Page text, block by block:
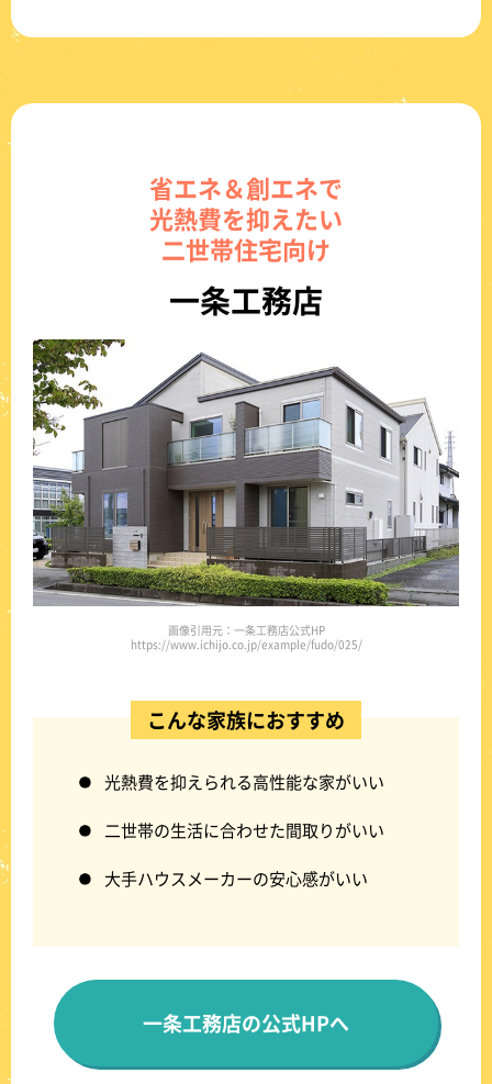
省エネ＆創エネで
光熱費を抑えたい
二世帯住宅向け
一条工務店
画像引用元：一条工務店公式HP
https://www.ichijo.co.jp/example/fudo/025/
こんな家族におすすめ
光熱費を抑えられる高性能な家がいい
二世帯の生活に合わせた間取りがいい
大手ハウスメーカーの安心感がいい
一条工務店の公式HPへ